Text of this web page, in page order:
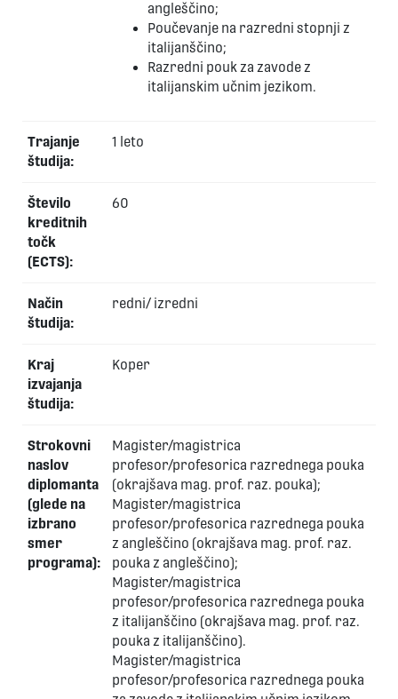
angleščino;
Poučevanje na razredni stopnji z
italijanščino;
Razredni pouk za zavode z
italijanskim učnim jezikom.
Trajanje
študija:
1 leto
Število
kreditnih
točk
(ECTS):
60
Način
študija:
redni/ izredni
Kraj
izvajanja
študija:
Koper
Strokovni
naslov
diplomanta
(glede na
izbrano
smer
programa):
Magister/magistrica
profesor/profesorica razrednega pouka
(okrajšava mag. prof. raz. pouka);
Magister/magistrica
profesor/profesorica razrednega pouka
z angleščino (okrajšava mag. prof. raz.
pouka z angleščino);
Magister/magistrica
profesor/profesorica razrednega pouka
z italijanščino (okrajšava mag. prof. raz.
pouka z italijanščino).
Magister/magistrica
profesor/profesorica razrednega pouka